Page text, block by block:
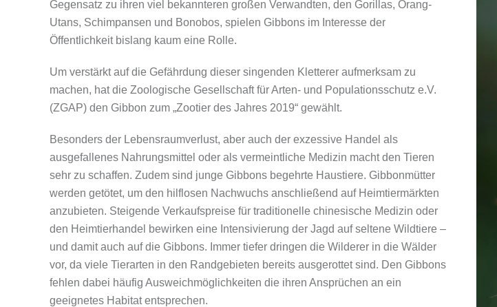
Gegensatz zu ihren viel bekannteren großen Verwandten, den Gorillas, Orang-
Utans, Schimpansen und Bonobos, spielen Gibbons im Interesse der
Öffentlichkeit bislang kaum eine Rolle.
Um verstärkt auf die Gefährdung dieser singenden Kletterer aufmerksam zu
machen, hat die Zoologische Gesellschaft für Arten- und Populationsschutz e.V.
(ZGAP) den Gibbon zum „Zootier des Jahres 2019“ gewählt.
Besonders der Lebensraumverlust, aber auch der exzessive Handel als
ausgefallenes Nahrungsmittel oder als vermeintliche Medizin macht den Tieren
sehr zu schaffen. Zudem sind junge Gibbons begehrte Haustiere. Gibbonmütter
werden getötet, um den hilflosen Nachwuchs anschließend auf Heimtiermärkten
anzubieten. Steigende Verkaufspreise für traditionelle chinesische Medizin oder
den Heimtierhandel bewirken eine Intensivierung der Jagd auf seltene Wildtiere –
und damit auch auf die Gibbons. Immer tiefer dringen die Wilderer in die Wälder
vor, da viele Tierarten in den Randgebieten bereits ausgerottet sind. Den Gibbons
fehlen dabei häufig Ausweichmöglichkeiten die ihren Ansprüchen an ein
geeignetes Habitat entsprechen.